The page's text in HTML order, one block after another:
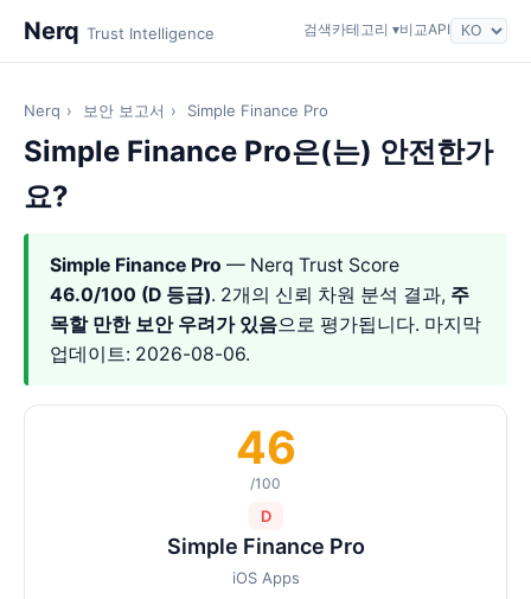
Nerq Trust Intelligence 검색카테고리 ▾비교API
Nerq › 보안 보고서 › Simple Finance Pro
Simple Finance Pro은(는) 안전한가
요?
Simple Finance Pro — Nerq Trust Score
46.0/100 (D 등급). 2개의 신뢰 차원 분석 결과, 주
목할 만한 보안 우려가 있음으로 평가됩니다. 마지막
업데이트: 2026-08-06.
46
/100
D
Simple Finance Pro
iOS Apps